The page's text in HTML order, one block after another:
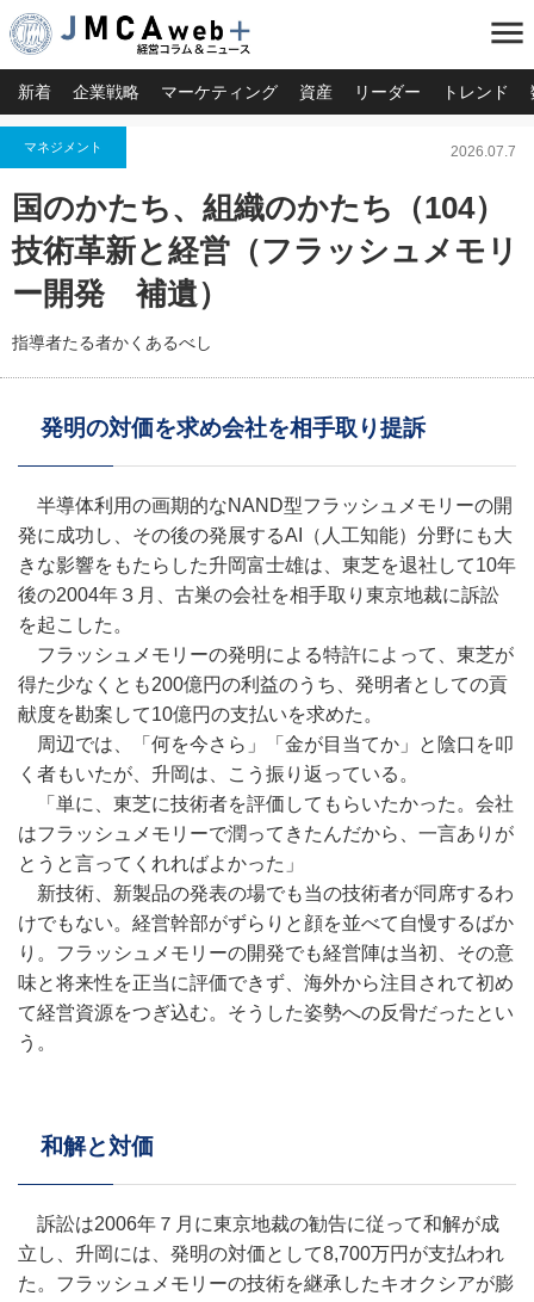
menu
新着 企業戦略 マーケティング 資産 リーダー トレンド
マネジメント 2026.07.7
国のかたち、組織のかたち（104）
技術革新と経営（フラッシュメモリ
ー開発 補遺）
指導者たる者かくあるべし
発明の対価を求め会社を相手取り提訴
半導体利用の画期的なNAND型フラッシュメモリーの開
発に成功し、その後の発展するAI（人工知能）分野にも大
きな影響をもたらした升岡富士雄は、東芝を退社して10年
後の2004年３月、古巣の会社を相手取り東京地裁に訴訟
を起こした。
フラッシュメモリーの発明による特許によって、東芝が
得た少なくとも200億円の利益のうち、発明者としての貢
献度を勘案して10億円の支払いを求めた。
周辺では、「何を今さら」「金が目当てか」と陰口を叩
く者もいたが、升岡は、こう振り返っている。
「単に、東芝に技術者を評価してもらいたかった。会社
はフラッシュメモリーで潤ってきたんだから、一言ありが
とうと言ってくれればよかった」
新技術、新製品の発表の場でも当の技術者が同席するわ
けでもない。経営幹部がずらりと顔を並べて自慢するばか
り。フラッシュメモリーの開発でも経営陣は当初、その意
味と将来性を正当に評価できず、海外から注目されて初め
て経営資源をつぎ込む。そうした姿勢への反骨だったとい
う。
和解と対価
訴訟は2006年７月に東京地裁の勧告に従って和解が成
立し、升岡には、発明の対価として8,700万円が支払われ
た。フラッシュメモリーの技術を継承したキオクシアが膨